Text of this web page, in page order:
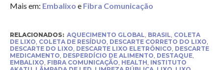
Mais em: Embalixo e Fibra Comunicação
RELACIONADOS: AQUECIMENTO GLOBAL BRASIL COLETA
DE LIXO COLETA DE RESÍDUO DESCARTE CORRETO DO LIXO
DESCARTE DO LIXO DESCARTE LIXO ELETRÔNICO DESCARTE
MEDICAMENTO DESPERDÍCIO DE ALIMENTO DESTAQUE,
EMBALIXO FIBRA COMUNICAÇÃO HEALTH INSTITUTO